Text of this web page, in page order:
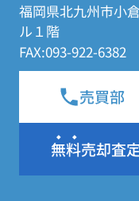
福岡県北九州市小
ル１階
FAX:093-922-6382
売買部
無料売却査